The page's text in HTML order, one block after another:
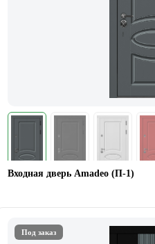
Входная дверь Amadeo (П-1)
Под заказ